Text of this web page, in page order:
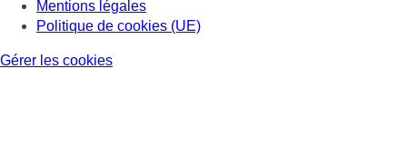
Mentions légales
Politique de cookies (UE)
Gérer les cookies